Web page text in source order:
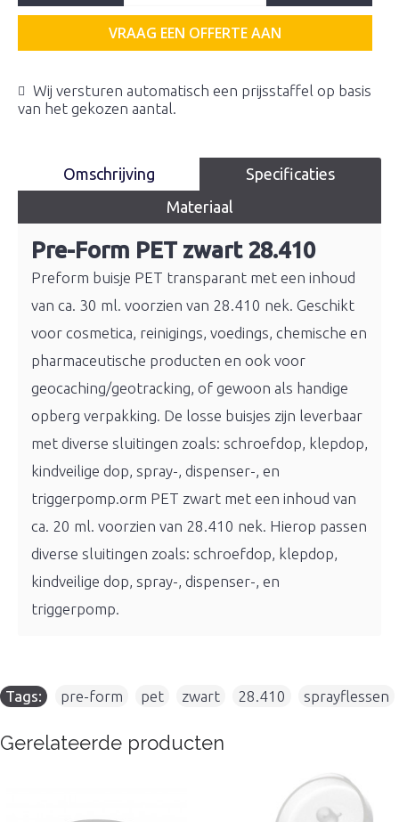
VRAAG EEN OFFERTE AAN
Wij versturen automatisch een prijsstaffel op basis
van het gekozen aantal.
Omschrijving
Specificaties
Materiaal
Pre-Form PET zwart 28.410
Preform buisje PET transparant met een inhoud
van ca. 30 ml. voorzien van 28.410 nek. Geschikt
voor cosmetica, reinigings, voedings, chemische en
pharmaceutische producten en ook voor
geocaching/geotracking, of gewoon als handige
opberg verpakking. De losse buisjes zijn leverbaar
met diverse sluitingen zoals: schroefdop, klepdop,
kindveilige dop, spray-, dispenser-, en
triggerpomp.orm PET zwart met een inhoud van
ca. 20 ml. voorzien van 28.410 nek. Hierop passen
diverse sluitingen zoals: schroefdop, klepdop,
kindveilige dop, spray-, dispenser-, en
triggerpomp.
Tags: pre-form pet zwart 28.410 sprayflessen
Gerelateerde producten